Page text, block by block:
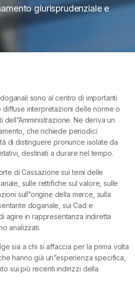
giurisprudenziale e
sono al centro di importanti
interpretazioni delle norme o
Ne deriva un
che richiede periodici
di distinguere pronunce isolate da
destinati a durare nel tempo.
di Cassazione sui temi delle
sulle rettifiche sul valore, sulle
sull”origine della merce, sulla
doganale, sui Cad e
agire in rappresentanza indiretta
analizzati.
sia a chi si affaccia per la prima volta
hanno già un”esperienza specifica,
sui più recenti indirizzi della